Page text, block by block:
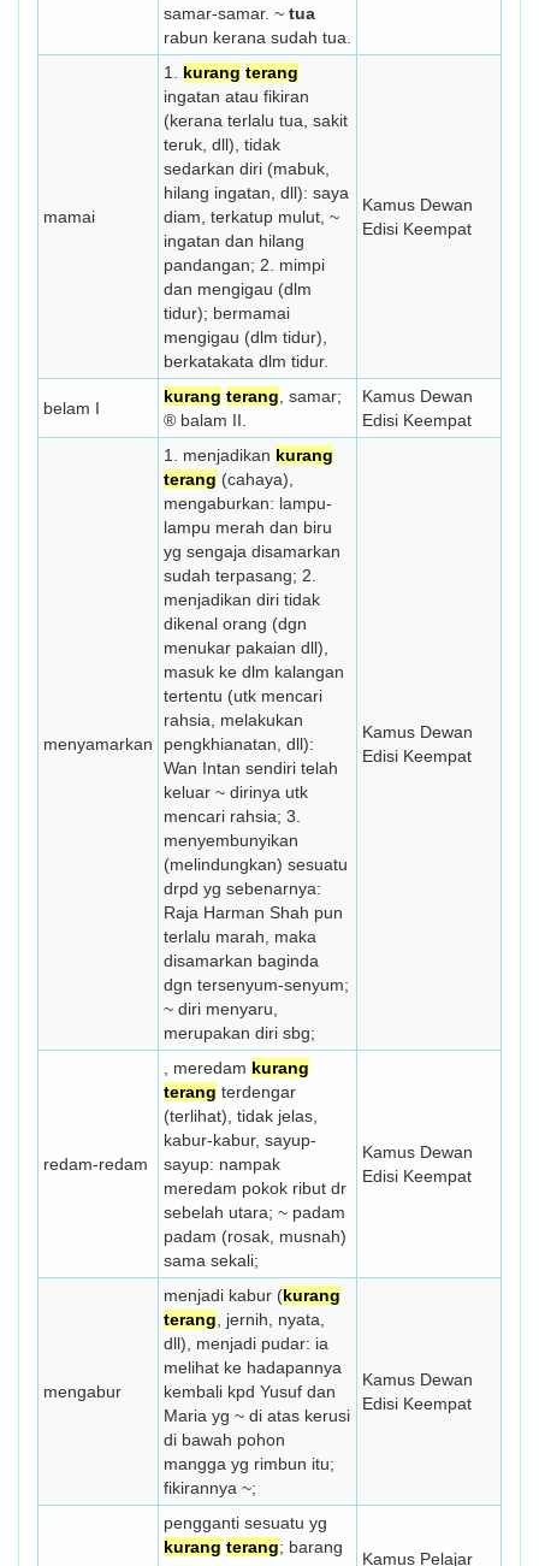
samar-samar. ~ tua
rabun kerana sudah tua.
mamai
1. kurang terang
ingatan atau fikiran
(kerana terlalu tua, sakit
teruk, dll), tidak
sedarkan diri (mabuk,
hilang ingatan, dll): saya
diam, terkatup mulut, ~
ingatan dan hilang
pandangan; 2. mimpi
dan mengigau (dlm
tidur); bermamai
mengigau (dlm tidur),
berkata­kata dlm tidur.
Kamus Dewan
Edisi Keempat
belam I
kurang terang , samar;
® balam II.
Kamus Dewan
Edisi Keempat
menyamarkan
1. menjadikan kurang
terang (cahaya),
mengaburkan: lampu-
lampu merah dan biru
yg sengaja disamarkan
sudah terpasang; 2.
menjadikan diri tidak
dikenal orang (dgn
menukar pakaian dll),
masuk ke dlm kalangan
tertentu (utk mencari
rahsia, melakukan
pengkhianatan, dll):
Wan Intan sendiri telah
keluar ~ dirinya utk
mencari rahsia; 3.
menyembunyikan
(melindungkan) sesuatu
drpd yg sebenarnya:
Raja Harman Shah pun
terlalu marah, maka
disamarkan baginda
dgn tersenyum-senyum;
~ diri menyaru,
merupakan diri sbg;
Kamus Dewan
Edisi Keempat
redam-redam
, meredam kurang
terang terdengar
(terlihat), tidak jelas,
kabur-kabur, sayup-
sayup: nampak
meredam pokok ribut dr
sebelah utara; ~ padam
padam (rosak, musnah)
sama sekali;
Kamus Dewan
Edisi Keempat
mengabur
menjadi kabur (kurang
terang , jernih, nyata,
dll), menjadi pudar: ia
melihat ke hadapannya
kembali kpd Yusuf dan
Maria yg ~ di atas kerusi
di bawah pohon
mangga yg rimbun itu;
fikirannya ~;
Kamus Dewan
Edisi Keempat
pengganti sesuatu yg
kurang terang; barang
Kamus Pelajar